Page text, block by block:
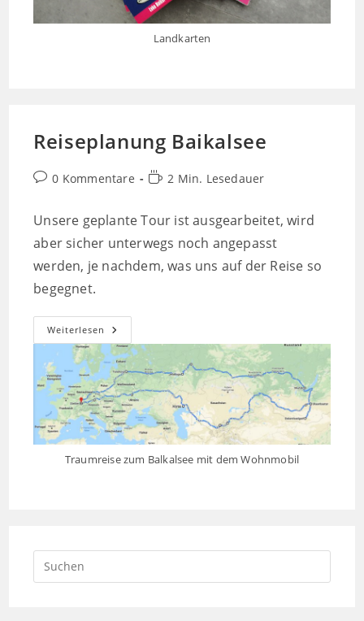
Landkarten
Reiseplanung Baikalsee
Beitrags-
0 Kommentare Lesedauer:
2 Min. Lesedauer
Unsere geplante Tour ist ausgearbeitet, wird
aber sicher unterwegs noch angepasst
werden, je nachdem, was uns auf der Reise so
begegnet.
Weiterlesen Reiseplanung
Baikalsee
Traumreise zum Balkalsee mit dem Wohnmobil